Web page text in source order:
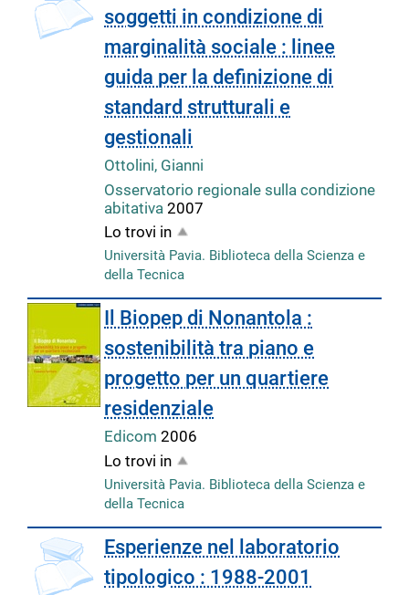
soggetti in condizione di
marginalità sociale : linee
guida per la definizione di
standard strutturali e
gestionali
Ottolini, Gianni
Osservatorio regionale sulla condizione
abitativa2007
Lo trovi in
Università Pavia. Biblioteca della Scienza e
della Tecnica
Il Biopep di Nonantola :
sostenibilità tra piano e
progetto per un quartiere
residenziale
Edicom2006
Lo trovi in
Università Pavia. Biblioteca della Scienza e
della Tecnica
copertina
Esperienze nel laboratorio
tipologico : 1988-2001